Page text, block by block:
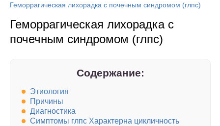
Геморрагическая лихорадка с почечным синдромом (глпс)
Геморрагическая лихорадка с
почечным синдромом (глпс)
Содержание:
Этиология
Причины
Диагностика
Симптомы глпс Характерна цикличность